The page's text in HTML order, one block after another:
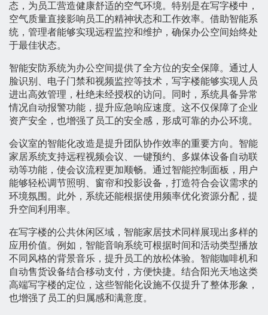
态，为员工营造健康舒适的空气环境。特别是在写字楼中，
空气质量直接影响员工的精神状态和工作效率。借助智能系
统，管理者能够实现远程监控和维护，确保办公空间始终处
于最佳状态。
智能安防系统为办公空间提供了全方位的安全保障。通过人
脸识别、电子门禁和视频监控等技术，写字楼能够实现人员
进出高效管理，杜绝未经授权的访问。同时，系统具备异常
情况自动报警功能，提升应急响应速度。这不仅保障了企业
资产安全，也增强了员工的安全感，形成可靠的办公环境。
会议室的智能化改造是提升团队协作效率的重要方向。智能
家居系统支持远程视频会议、一键预约、多媒体设备自动联
动等功能，使会议流程更加顺畅。通过智能控制面板，用户
能够轻松调节照明、窗帘和投影设备，打造符合会议需求的
环境氛围。此外，系统还能根据使用频率优化资源分配，提
升空间利用率。
在写字楼的公共休闲区域，智能家居技术同样展现出多样的
应用价值。例如，智能音响系统可根据时间和活动类型播放
不同风格的背景音乐，提升员工的放松体验。智能咖啡机和
自动售货设备结合移动支付，方便快捷。结合阳光天地这类
高端写字楼的定位，这些智能化设施不仅提升了整体形象，
也增强了员工的归属感和满意度。